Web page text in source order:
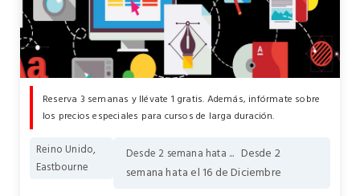
Reserva 3 semanas y llévate 1 gratis. Además, infórmate sobre
los precios especiales para cursos de larga duración.
Reino Unido,
Eastbourne
Desde 2 semana hata ... Desde 2
semana hata el 16 de Diciembre